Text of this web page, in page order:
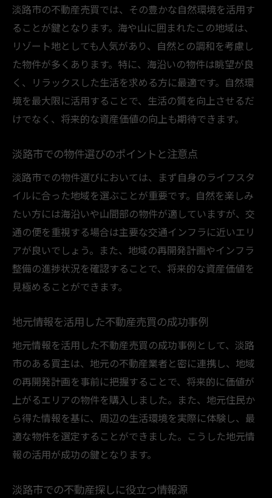
淡路市の不動産売買では、その豊かな自然環境を活用す
ることが鍵となります。海や山に囲まれたこの地域は、
リゾート地としても人気があり、自然との調和を考慮し
た物件が多くあります。特に、海沿いの物件は眺望が良
く、リラックスした生活を求める方に最適です。自然環
境を最大限に活用することで、生活の質を向上させるだ
けでなく、将来的な資産価値の向上も期待できます。
淡路市での物件選びのポイントと注意点
淡路市での物件選びにおいては、まず自身のライフスタ
イルに合った地域を選ぶことが重要です。自然を楽しみ
たい方には海沿いや山間部の物件が適していますが、交
通の便を重視する場合は主要な交通インフラに近いエリ
アが良いでしょう。また、地域の再開発計画やインフラ
整備の進捗状況を確認することで、将来的な資産価値を
見極めることができます。
地元情報を活用した不動産売買の成功事例
地元情報を活用した不動産売買の成功事例として、淡路
市のある買主は、地元の不動産業者と密に連携し、地域
の再開発計画を事前に把握することで、将来的に価値が
上がるエリアの物件を購入しました。また、地元住民か
ら得た情報を基に、周辺の生活環境を実際に体験し、最
適な物件を選定することができました。こうした地元情
報の活用が成功の鍵となります。
淡路市での不動産探しに役立つ情報源